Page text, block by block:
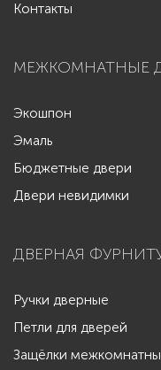
Контакты
МЕЖКОМНАТНЫЕ
Экошпон
Эмаль
Бюджетные двери
Двери невидимки
ДВЕРНАЯ
Ручки дверные
Петли для дверей
Защёлки